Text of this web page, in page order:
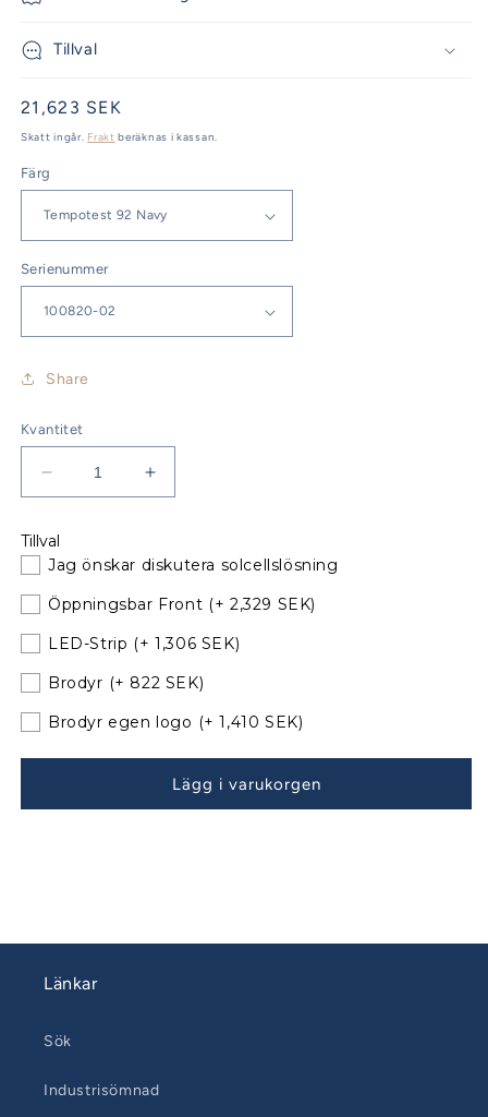
Tillval
Ordinarie
pris
21,623 SEK
Skatt ingår. Frakt beräknas i kassan.
Färg
Serienummer
Share
Kvantitet
Minska
kvantitet
Bavaria
40
Sprayhood
Årsmodell
10-
befintliga
bågar
100820-
02
Öka
kvantitet
40
Sprayhood
Årsmodell
10-
befintliga
bågar
100820-
02
Tillval
Jag önskar diskutera solcellslösning
Öppningsbar Front (+ 2,329 SEK)
LED-Strip (+ 1,306 SEK)
Brodyr (+ 822 SEK)
Brodyr egen logo (+ 1,410 SEK)
Lägg i varukorgen
Länkar
Sök
Industrisömnad